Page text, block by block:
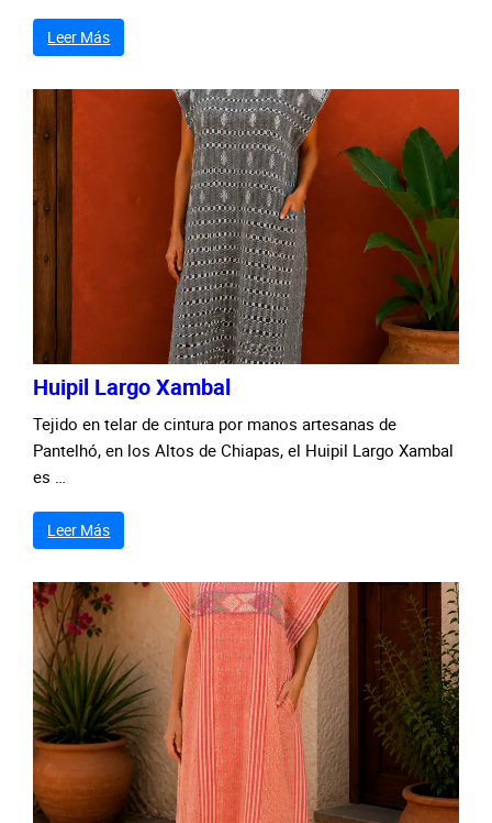
Leer Más
Huipil Largo Xambal
Tejido en telar de cintura por manos artesanas de
Pantelhó, en los Altos de Chiapas, el Huipil Largo Xambal
es …
Leer Más